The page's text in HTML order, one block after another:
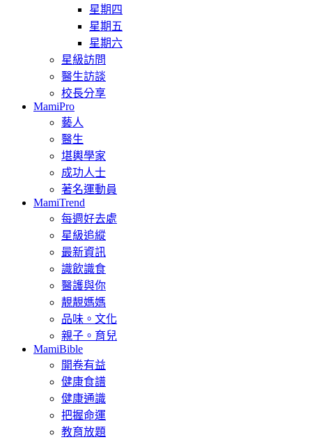
星期四
星期五
星期六
星級訪問
醫生訪談
校長分享
MamiPro
藝人
醫生
堪輿學家
成功人士
著名運動員
MamiTrend
每週好去處
星級追縱
最新資訊
識飲識食
醫護與你
靚靚媽媽
品味。文化
親子。育兒
MamiBible
開卷有益
健康食譜
健康通識
把握命運
教育放題